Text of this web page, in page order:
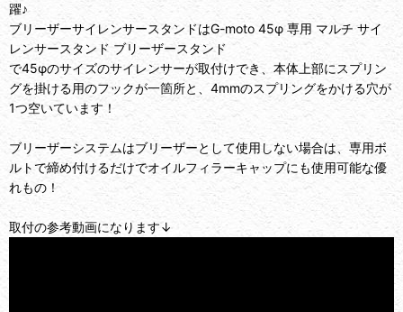
躍♪
ブリーザーサイレンサースタンドはG-moto 45φ 専用 マルチ サイ
レンサースタンド ブリーザースタンド
で45φのサイズのサイレンサーが取付けでき、本体上部にスプリン
グを掛ける用のフックが一箇所と、4mmのスプリングをかける穴が
1つ空いています！
ブリーザーシステムはブリーザーとして使用しない場合は、専用ボ
ルトで締め付けるだけでオイルフィラーキャップにも使用可能な優
れもの！
取付の参考動画になります↓